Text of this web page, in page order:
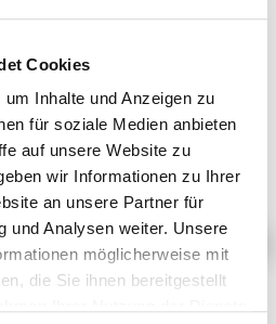
Cookies
Inhalte und Anzeigen zu
für soziale Medien anbieten
auf unsere Website zu
wir Informationen zu Ihrer
an unsere Partner für
und Analysen weiter. Unsere
möglicherweise mit
die Sie ihnen bereitgestellt
21H45
LOUSSIER